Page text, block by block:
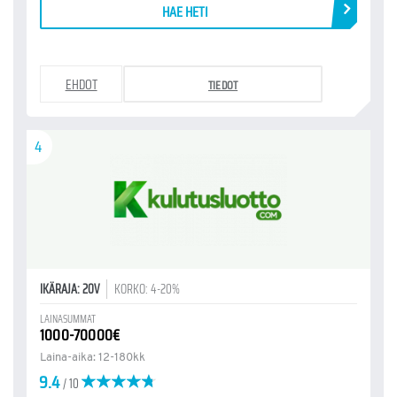
EHDOT TIEDOT
HAE HETI
4
IKÄRAJA: 20V KORKO: 4-20%
LAINASUMMAT
1000-70000€
Laina-aika: 12-180kk
9.4/ 10